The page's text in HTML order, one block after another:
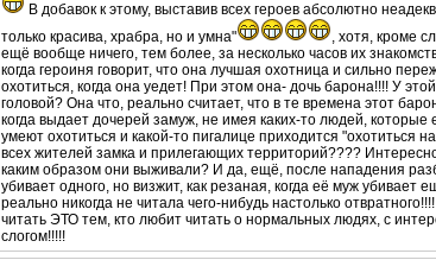
В добавок к этому, выставив всех героев абсолютно
только красива, храбра, но и умна"
, хотя, кроме
ещё вообще ничего, тем более, за несколько часов их
когда героиня говорит, что она лучшая охотница и сильно
охотиться, когда она уедет! При этом она- дочь барона!!!! У
головой? Она что, реально считает, что в те времена этот
когда выдает дочерей замуж, не имея каких-то людей,
умеют охотиться и какой-то пигалице приходится "охотиться
всех жителей замка и прилегающих территорий????
каким образом они выживали? И да, ещё, после нападения
убивает одного, но визжит, как резаная, когда её муж убивает
реально никогда не читала чего-нибудь настолько
читать ЭТО тем, кто любит читать о нормальных людях, с
слогом!!!!!